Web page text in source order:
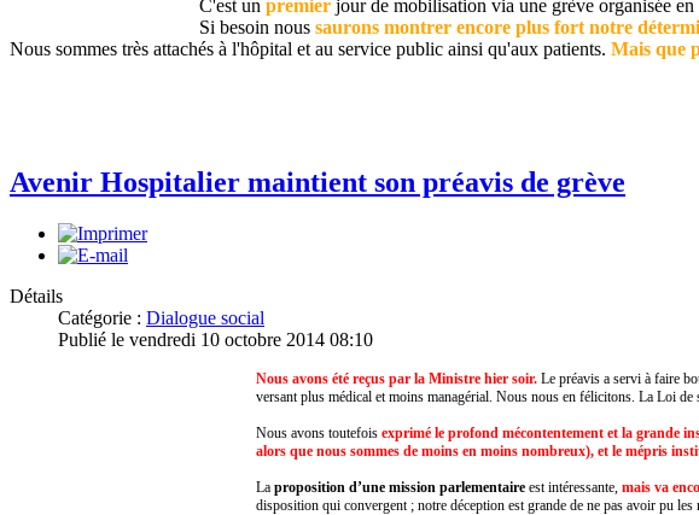
C'est un premier jour de mobilisation via une grève organisée
Si besoin nous saurons montrer encore plus fort notre
Nous sommes très attachés à l'hôpital et au service public ainsi qu'aux patients. Mais que
Avenir Hospitalier maintient son préavis de grève
Détails
Catégorie : Dialogue social
Publié le vendredi 10 octobre 2014 08:10
Nous avons été reçus par la Ministre hier soir. Le préavis a servi à faire
versant plus médical et moins managérial. Nous nous en félicitons. La Loi
Nous avons toutefois exprimé le profond mécontentement et la grande
alors que nous sommes de moins en moins nombreux), et le mépris
La proposition d’une mission parlementaire est intéressante, mais va
disposition qui convergent ; notre déception est grande de ne pas avoir pu les